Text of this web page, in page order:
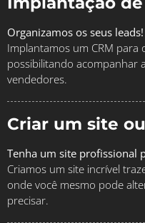
Organizamos os seus leads!
Implantamos um CRM para
possibilitando acompanhar
vendedores.
Criar um site
Tenha um site profissional
Criamos um site incrível
onde você mesmo pode
precisar.